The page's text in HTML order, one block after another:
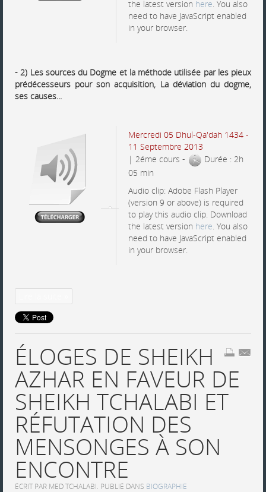
the latest version here. You also
need to have JavaScript enabled
in your browser.
- 2) Les sources du Dogme et la méthode utilisée par les pieux
prédécesseurs pour son acquisition, La déviation du dogme,
ses causes...
Mercredi 05 Dhul-Qa'dah 1434 -
11 Septembre 2013
| 2éme cours -
Durée : 2h
05 min
Audio clip: Adobe Flash Player
(version 9 or above) is required
to play this audio clip. Download
the latest version here. You also
need to have JavaScript enabled
in your browser.
ÉLOGES DE SHEIKH
AZHAR EN FAVEUR DE
SHEIKH TCHALABI ET
RÉFUTATION DES
MENSONGES À SON
ENCONTRE
ÉCRIT PAR MED TCHALABI. PUBLIÉ DANS BIOGRAPHIE